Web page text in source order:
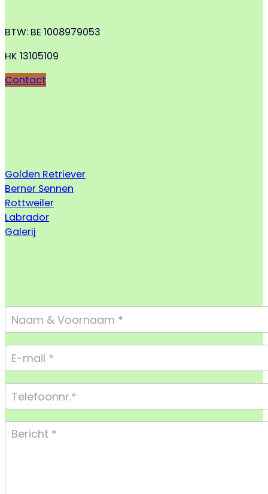
BTW: BE 1008979053
HK 13105109
Contact
Golden Retriever
Berner Sennen
Rottweiler
Labrador
Galerij
Footer
Form
Compact